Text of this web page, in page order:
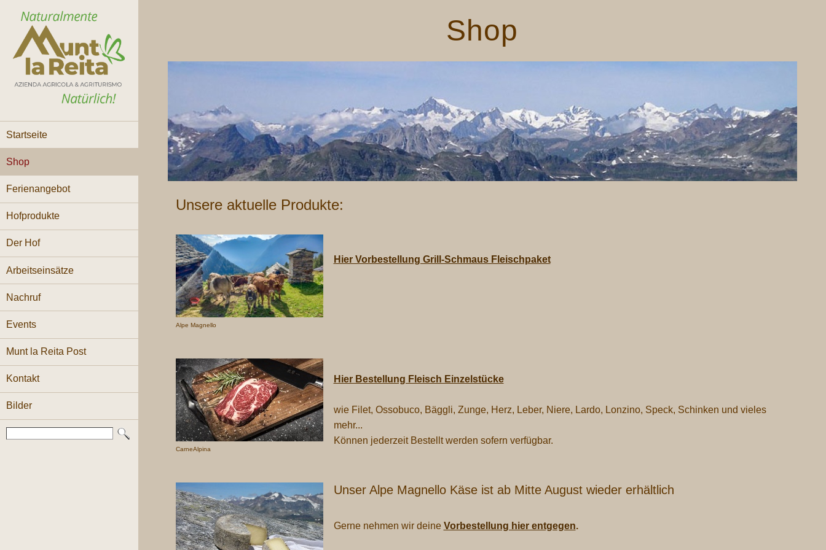
Startseite
Shop
Ferienangebot
Hofprodukte
Der Hof
Arbeitseinsätze
Nachruf
Events
Munt la Reita Post
Kontakt
Bilder
Shop
Unsere aktuelle Produkte:
Alpe Magnello
Hier Vorbestellung Grill-Schmaus Fleischpaket
CarneAlpina
Hier Bestellung Fleisch Einzelstücke
wie Filet, Ossobuco, Bäggli, Zunge, Herz, Leber, Niere, Lardo, Lonzino, Speck, Schinken und vieles
mehr...
Können jederzeit Bestellt werden sofern verfügbar.
Unser Alpe Magnello Käse ist ab Mitte August wieder erhältlich
Gerne nehmen wir deine Vorbestellung hier entgegen.